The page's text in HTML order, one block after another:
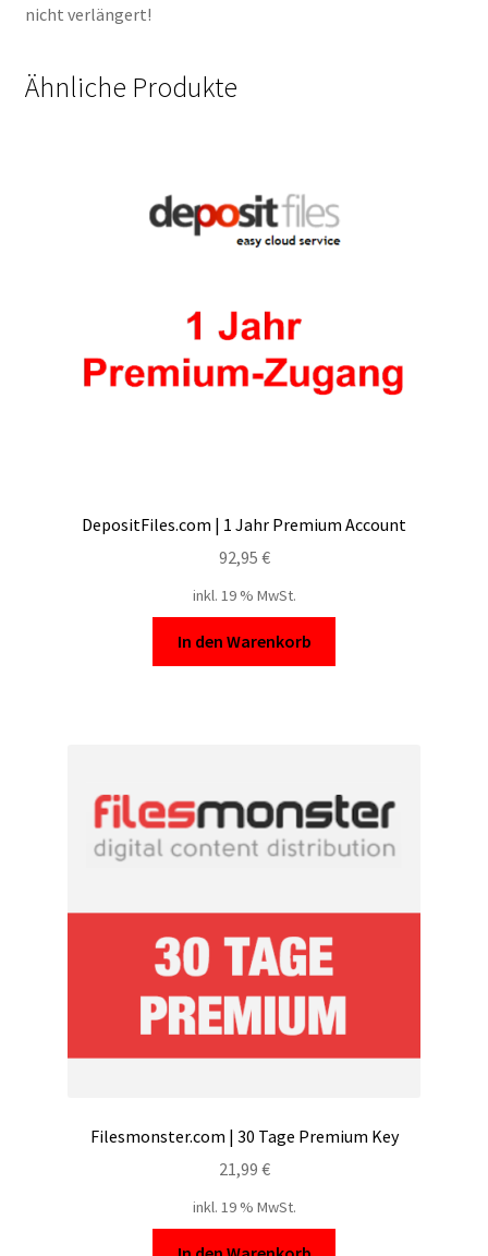
nicht verlängert!
Ähnliche Produkte
DepositFiles.com | 1 Jahr Premium Account
92,95 €
inkl. 19 % MwSt.
In den Warenkorb
Filesmonster.com | 30 Tage Premium Key
21,99 €
inkl. 19 % MwSt.